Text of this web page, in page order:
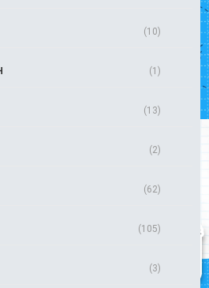
(10)
(1)
(13)
(2)
(62)
(105)
(3)